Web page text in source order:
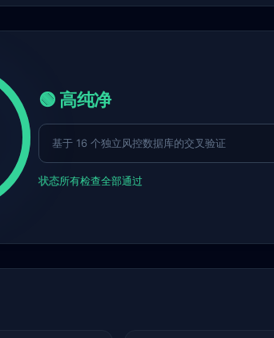
🟢 高纯净
基于 16 个独立风控数据库的交叉验证
状态所有检查全部通过